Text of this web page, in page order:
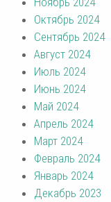
Октябрь 2024
Сентябрь 2024
Август 2024
Июль 2024
Июнь 2024
Май 2024
Апрель 2024
Март 2024
Февраль 2024
Январь 2024
Декабрь 2023